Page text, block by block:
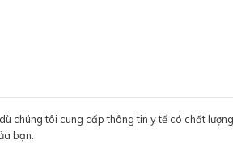
chúng tôi cung cấp thông tin y tế có chất
bạn.